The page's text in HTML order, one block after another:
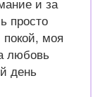
просто
моя
любовь
день